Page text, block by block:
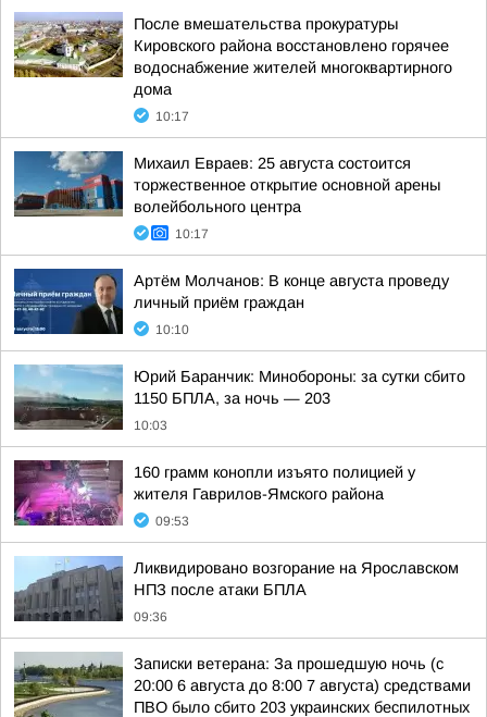
После вмешательства прокуратуры
Кировского района восстановлено горячее
водоснабжение жителей многоквартирного
дома
10:17
Михаил Евраев: 25 августа состоится
торжественное открытие основной арены
волейбольного центра
10:17
Артём Молчанов: В конце августа проведу
личный приём граждан
10:10
Юрий Баранчик: Минобороны: за сутки сбито
1150 БПЛА, за ночь — 203
10:03
160 грамм конопли изъято полицией у
жителя Гаврилов-Ямского района
09:53
Ликвидировано возгорание на Ярославском
НПЗ после атаки БПЛА
09:36
Записки ветерана: За прошедшую ночь (с
20:00 6 августа до 8:00 7 августа) средствами
ПВО было сбито 203 украинских беспилотных